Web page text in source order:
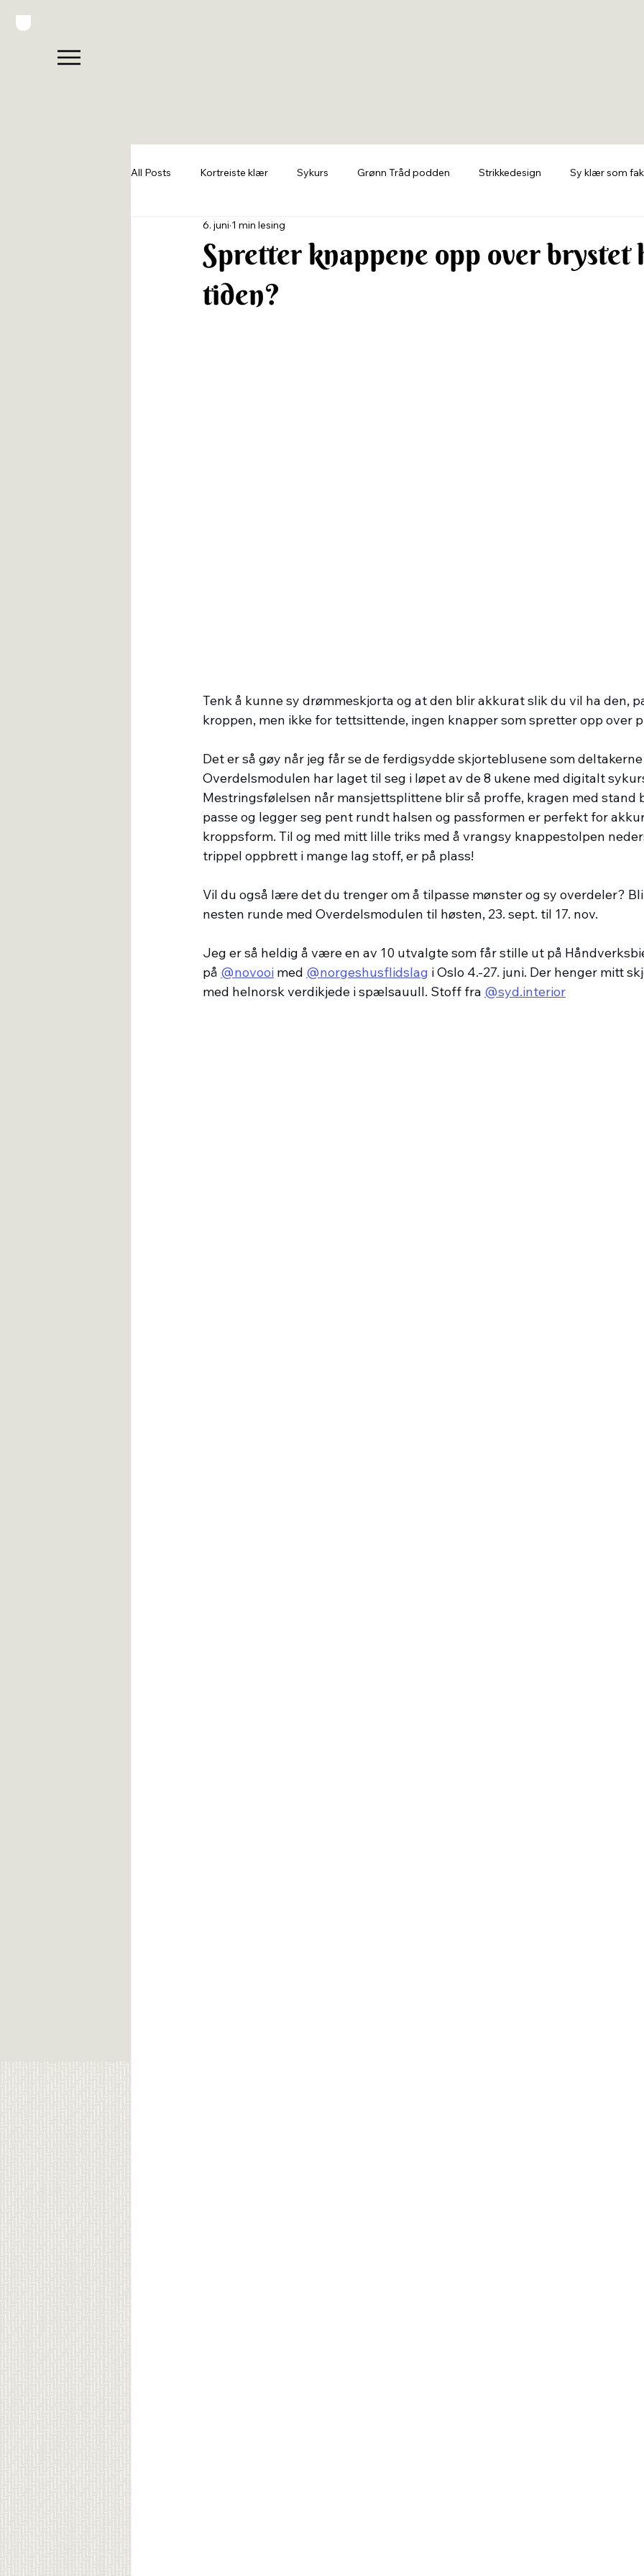
All Posts Kortreiste klær Sykurs Grønn Tråd podden Strikkedesign Sy klær som
Sy din drømmegarderobe
Spretter knappene opp over brystet
tiden?
6. juni 1 min lesing
Tenk å kunne sy drømmeskjorta og at den blir akkurat slik du vil ha den,
kroppen, men ikke for tettsittende, ingen knapper som spretter opp over
Det er så gøy når jeg får se de ferdigsydde skjorteblusene som
Overdelsmodulen har laget til seg i løpet av de 8 ukene med digitalt
Mestringsfølelsen når mansjettsplittene blir så proffe, kragen med stand
passe og legger seg pent rundt halsen og passformen er perfekt for
kroppsform. Til og med mitt lille triks med å vrangsy knappestolpen
trippel oppbrett i mange lag stoff, er på plass!
Vil du også lære det du trenger om å tilpasse mønster og sy overdeler?
nesten runde med Overdelsmodulen til høsten, 23. sept. til 17. nov.
Jeg er så heldig å være en av 10 utvalgte som får stille ut på
på @novooi med @norgeshusflidslag i Oslo 4.-27. juni. Der henger mitt
med helnorsk verdikjede i spælsauull. Stoff fra @syd.interior